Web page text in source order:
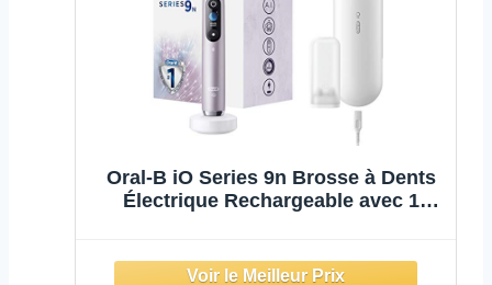
Oral-B iO Series 9n Brosse à Dents
Électrique Rechargeable avec 1
Voyage Premium Offert